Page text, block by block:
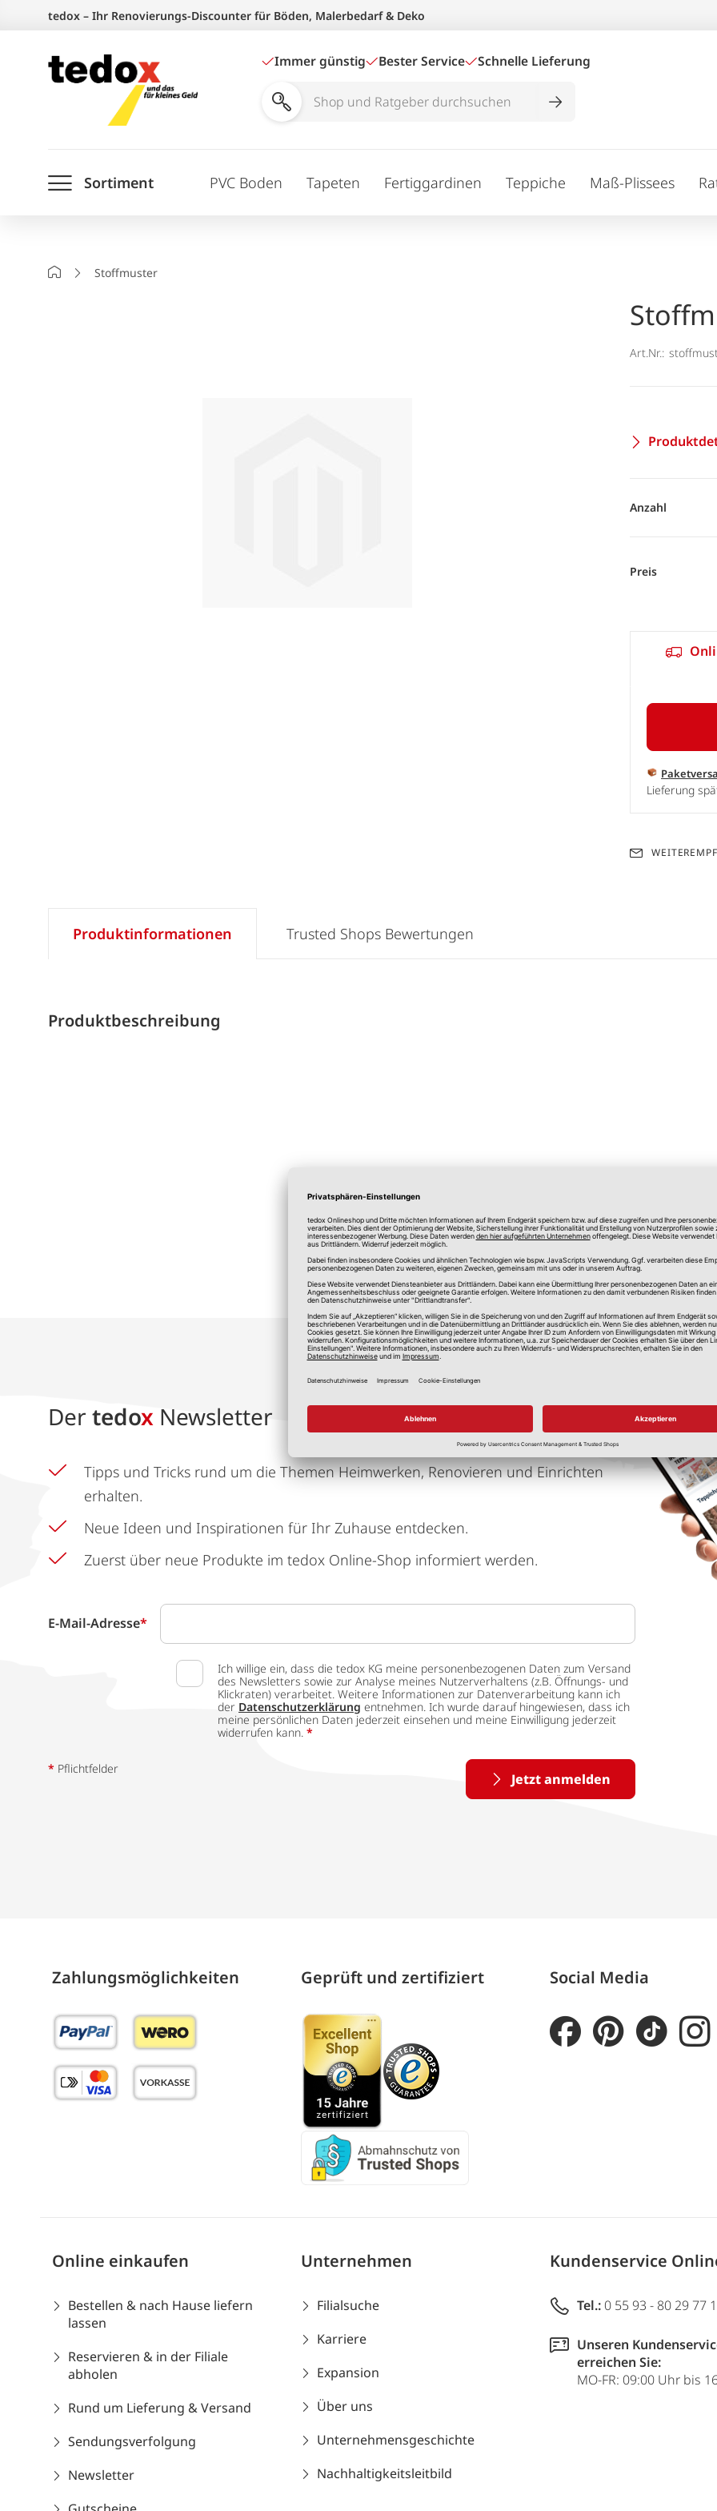
springen
tedox – Ihr Renovierungs-Discounter für Böden, Malerbedarf & Deko
Immer günstig Bester Service Schnelle Lieferung
Shop
durchsuchen
Sortiment PVC Boden Tapeten Fertiggardinen Teppiche Maß-Plissees
StartseiteStoffmuster
Art.Nr.:
Anzahl
Preis
Lieferung
Produktinformationen
Produktbeschreibung
Trusted Shops Bewertungen
*Alle Preise in Euro, inkl. gesetzlicher Mehrwertsteuer, zzgl.
Der tedox Newsletter
Tipps und Tricks rund um die Themen Heimwerken, Renovieren und Einrichten
erhalten.
Neue Ideen und Inspirationen für Ihr Zuhause entdecken.
Zuerst über neue Produkte im tedox Online-Shop informiert werden.
E-Mail-Adresse*
Ich willige ein, dass die tedox KG meine personenbezogenen Daten zum Versand
des Newsletters sowie zur Analyse meines Nutzerverhaltens (z.B. Öffnungs- und
Klickraten) verarbeitet. Weitere Informationen zur Datenverarbeitung kann ich
der Datenschutzerklärung entnehmen. Ich wurde darauf hingewiesen, dass ich
meine persönlichen Daten jederzeit einsehen und meine Einwilligung jederzeit
widerrufen kann. *
Jetzt anmelden
* Pflichtfelder
Zahlungs­möglich­keiten Geprüft und zertifiziert Social Media
Online einkaufen
Bestellen & nach Hause liefern
lassen
Reservieren & in der Filiale
abholen
Rund um Lieferung & Versand
Sendungsverfolgung
Newsletter
Unternehmen
Filialsuche
Karriere
Expansion
Über uns
Unternehmensgeschichte
Nachhaltigkeitsleitbild
Kundenservice
Tel.: 0 55 93 - 80 29 77
Unseren
erreichen Sie:
MO-FR: 09:00 Uhr bis